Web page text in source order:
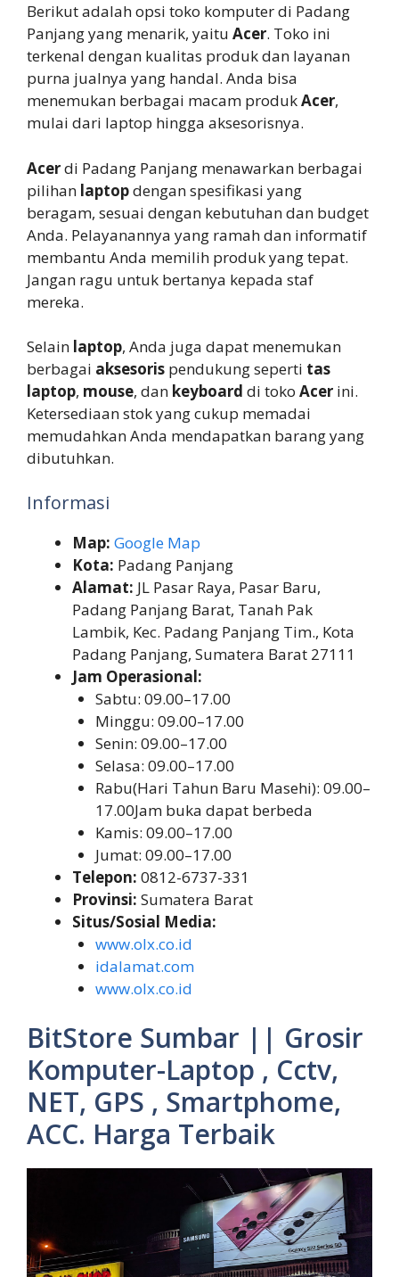
Berikut adalah opsi toko komputer di Padang
Panjang yang menarik, yaitu Acer. Toko ini
terkenal dengan kualitas produk dan layanan
purna jualnya yang handal. Anda bisa
menemukan berbagai macam produkAcer,
mulai dari laptop hingga aksesorisnya.
Acerdi Padang Panjang menawarkan berbagai
pilihan laptopdengan spesifikasi yang
beragam, sesuai dengan kebutuhan dan budget
Anda. Pelayanannya yang ramah dan informatif
membantu Anda memilih produk yang tepat.
Jangan ragu untuk bertanya kepada staf
mereka.
Selain laptop, Anda juga dapat menemukan
berbagai aksesoris pendukung seperti tas
laptop, mouse, dan keyboard di toko Acer ini.
Ketersediaan stok yang cukup memadai
memudahkan Anda mendapatkan barang yang
dibutuhkan.
Informasi
Map: Google Map
Kota: Padang Panjang
Alamat: JL Pasar Raya, Pasar Baru,
Padang Panjang Barat, Tanah Pak
Lambik, Kec. Padang Panjang Tim., Kota
Padang Panjang, Sumatera Barat 27111
Jam Operasional:
Sabtu: 09.00–17.00
Minggu: 09.00–17.00
Senin: 09.00–17.00
Selasa: 09.00–17.00
Rabu(Hari Tahun Baru Masehi): 09.00–
17.00Jam buka dapat berbeda
Kamis: 09.00–17.00
Jumat: 09.00–17.00
Telepon: 0812-6737-331
Provinsi: Sumatera Barat
Situs/Sosial Media:
www.olx.co.id
idalamat.com
www.olx.co.id
BitStore Sumbar || Grosir
Komputer-Laptop , Cctv,
NET, GPS , Smartphome,
ACC. Harga Terbaik